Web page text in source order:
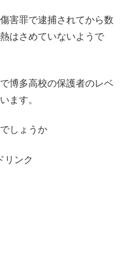
害罪で逮捕されてから数
はさめていないようで
博多高校の保護者のレベ
ます。
しょうか
リンク